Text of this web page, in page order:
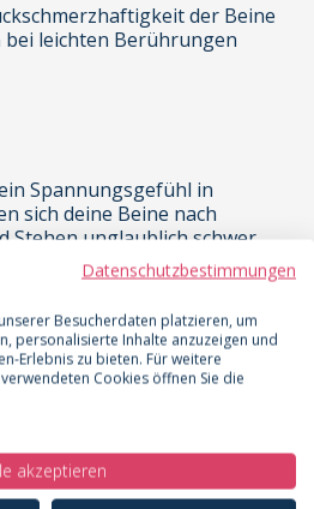
der Beine
bei leichten Berührungen
Spannungsgefühl in
sich deine Beine nach
Stehen unglaublich schwer
Datenschutzbestimmungen
Besucherdaten platzieren, um
personalisierte Inhalte anzuzeigen und
Erlebnis zu bieten. Für weitere
Cookies öffnen Sie die
akzeptieren